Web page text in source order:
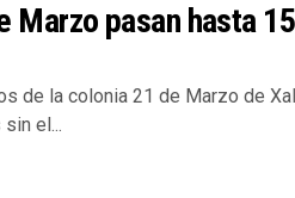
Marzo pasan hasta 15
de la colonia 21 de Marzo de
el...